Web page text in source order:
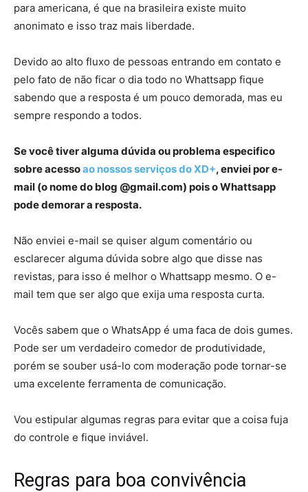
para americana, é que na brasileira existe muito
anonimato e isso traz mais liberdade.
Devido ao alto fluxo de pessoas entrando em contato e
pelo fato de não ficar o dia todo no Whattsapp fique
sabendo que a resposta é um pouco demorada, mas eu
sempre respondo a todos.
Se você tiver alguma dúvida ou problema especifico
sobre acessoao nossos serviços do XD+, enviei por e-
mail (o nome do blog @gmail.com) pois o Whattsapp
pode demorar a resposta.
Não enviei e-mail se quiser algum comentário ou
esclarecer alguma dúvida sobre algo que disse nas
revistas, para isso é melhor o Whattsapp mesmo. O e-
mail tem que ser algo que exija uma resposta curta.
Vocês sabem que o WhatsApp é uma faca de dois gumes.
Pode ser um verdadeiro comedor de produtividade,
porém se souber usá-lo com moderação pode tornar-se
uma excelente ferramenta de comunicação.
Vou estipular algumas regras para evitar que a coisa fuja
do controle e fique inviável.
Regras para boa convivência